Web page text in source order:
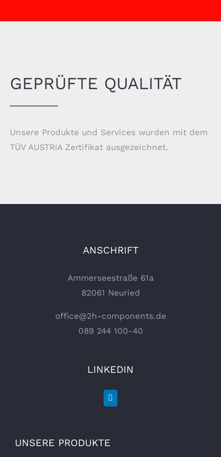
GEPRÜFTE QUALITÄT
Unsere Produkte und Services wurden mit dem
TÜV AUSTRIA Zertifikat ausgezeichnet.
ANSCHRIFT
Ammerseestraße 61a
82061 Neuried
office@2h-components.de
089 244 100-40
LINKEDIN
UNSERE PRODUKTE